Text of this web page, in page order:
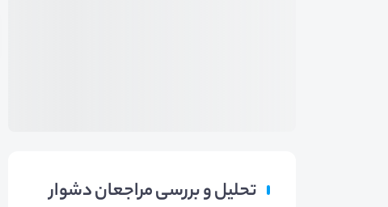
تحلیل و بررسی مراجعان دشوار